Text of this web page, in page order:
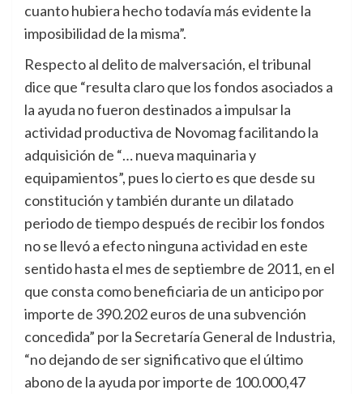
cuanto hubiera hecho todavía más evidente la
imposibilidad de la misma”.
Respecto al delito de malversación, el tribunal
dice que “resulta claro que los fondos asociados a
la ayuda no fueron destinados a impulsar la
actividad productiva de Novomag facilitando la
adquisición de “… nueva maquinaria y
equipamientos”, pues lo cierto es que desde su
constitución y también durante un dilatado
periodo de tiempo después de recibir los fondos
no se llevó a efecto ninguna actividad en este
sentido hasta el mes de septiembre de 2011, en el
que consta como beneficiaria de un anticipo por
importe de 390.202 euros de una subvención
concedida” por la Secretaría General de Industria,
“no dejando de ser significativo que el último
abono de la ayuda por importe de 100.000,47